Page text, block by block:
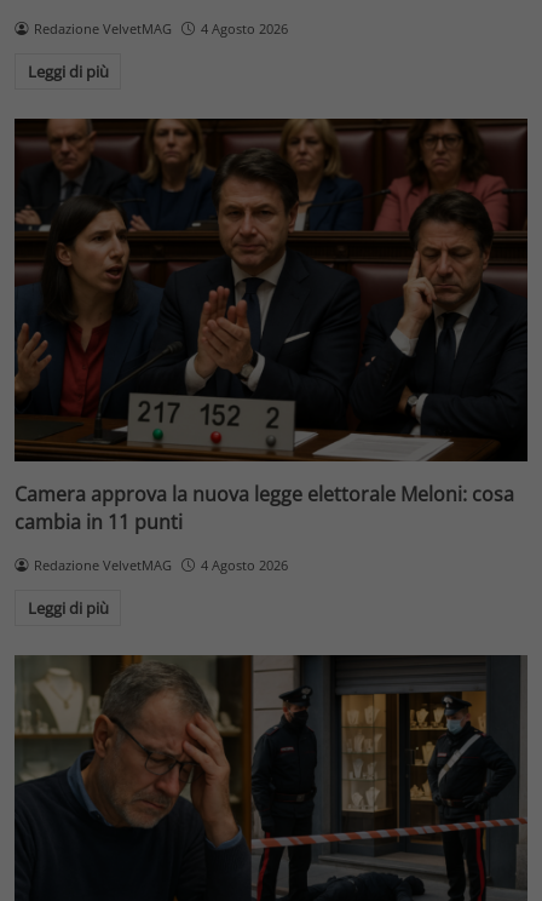
Redazione VelvetMAG 4 Agosto 2026
Leggi di più
Camera approva la nuova legge elettorale Meloni: cosa
cambia in 11 punti
Redazione VelvetMAG 4 Agosto 2026
Leggi di più